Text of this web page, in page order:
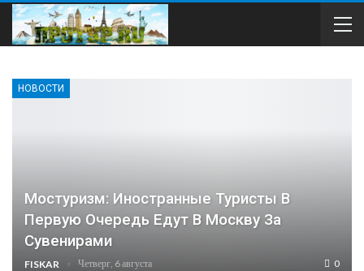
НОВОСТИ
Мостуризм: Иностранные Туристы В
Первую Очередь Едут В Москву За
Сувенирами
FISKAR Четверг, 6 августа 0